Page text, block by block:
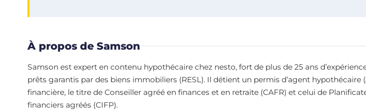
À propos de Samson
Samson est expert en contenu hypothécaire chez nesto, fort de plus de 25 ans
prêts garantis par des biens immobiliers (RESL). Il détient un permis d’agent hypothécaire
financière, le titre de Conseiller agréé en finances et en retraite (CAFR) et celui de
financiers agréés (CIFP).